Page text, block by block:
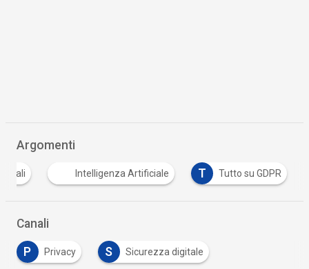
Argomenti
Intelligenza Artificiale T Tutto su GDPR
Canali
P Privacy S Sicurezza digitale